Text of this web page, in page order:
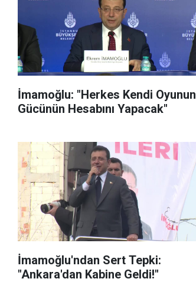
İmamoğlu: "Herkes Kendi Oyunun
Gücünün Hesabını Yapacak"
İmamoğlu'ndan Sert Tepki:
"Ankara'dan Kabine Geldi!"